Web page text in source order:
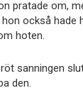
pratade om,
också
hoten.
sanningen
den.